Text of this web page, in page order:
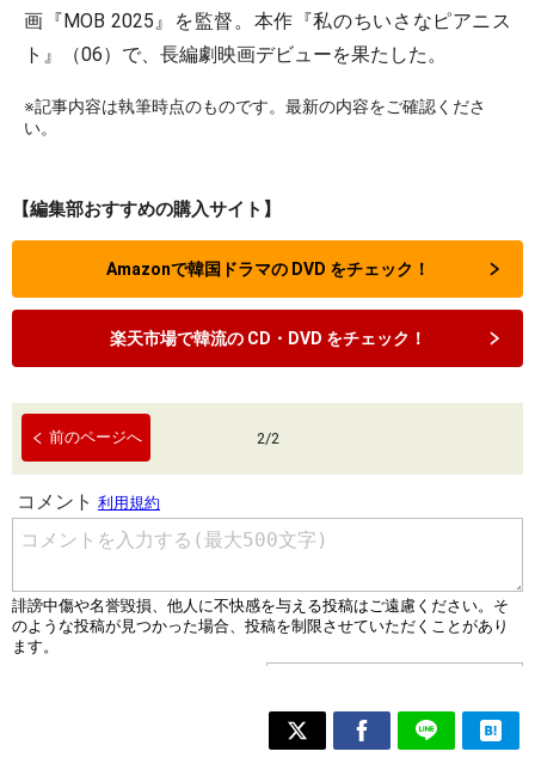
画『MOB 2025』を監督。本作『私のちいさなピアニス
ト』（06）で、長編劇映画デビューを果たした。
※記事内容は執筆時点のものです。最新の内容をご確認くださ
い。
【編集部おすすめの購入サイト】
Amazonで韓国ドラマの DVD をチェック！
楽天市場で韓流の CD・DVD をチェック！
前のページへ 2/2